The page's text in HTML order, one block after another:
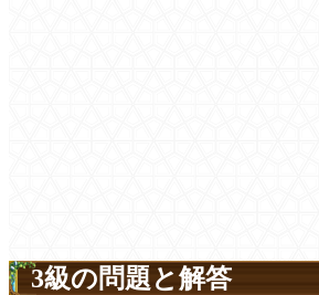
3級の問題と解答